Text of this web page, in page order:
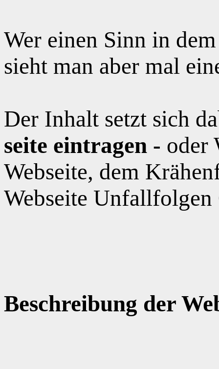
Wer einen Sinn in
sieht man aber mal
Der Inhalt setzt sich
seite eintragen - oder
Webseite, dem
Webseite
Beschreibung der